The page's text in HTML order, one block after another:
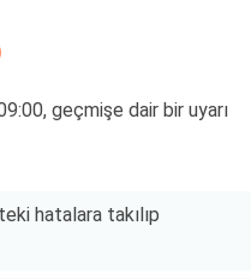
geçmişe dair bir uyarı
hatalara takılıp